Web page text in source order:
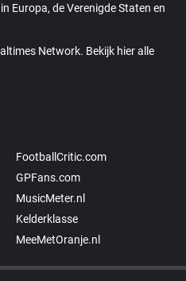
Europa, de Verenigde Staten en
Network. Bekijk hier alle
FootballCritic.com
GPFans.com
MusicMeter.nl
Kelderklasse
MeeMetOranje.nl